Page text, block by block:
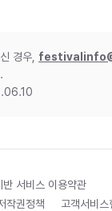
경우,
반 서비스 이용약관
작권정책 고객서비스